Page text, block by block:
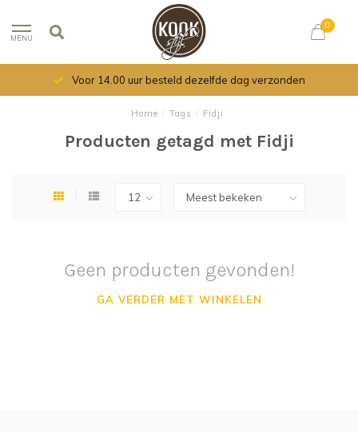
MENU
0
Voor 14.00 uur besteld dezelfde dag verzonden
Home / Tags / Fidji
Producten getagd met Fidji
Geen producten gevonden!
GA VERDER MET WINKELEN